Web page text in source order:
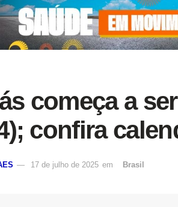
começa a
confira
17 de julho de 2025 emﾠ Brasil